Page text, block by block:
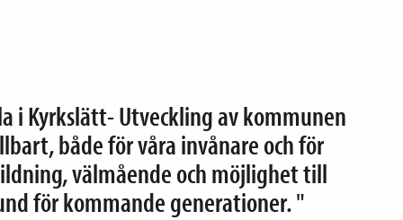
i Kyrkslätt- Utveckling av kommunen
både för våra invånare och för
välmående och möjlighet till
för kommande generationer. "